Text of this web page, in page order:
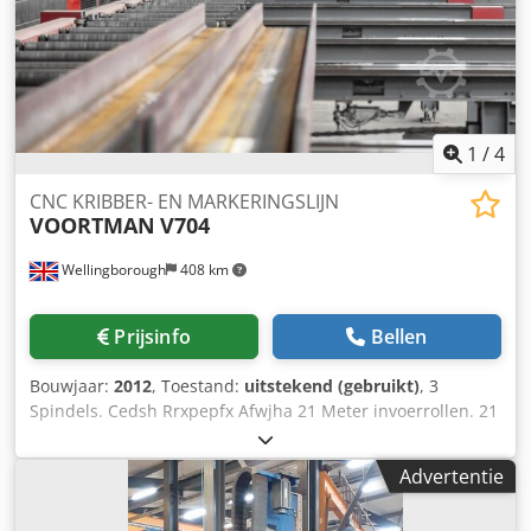
minimaal 60 x 30mm maximaal 600 x 300mm. Alle balken -
Maximale dikte die geboord kan worden 50mm. Maximale
lengte (invoer) 12000mm.
1 /4
Wellingborough 408 km
CNC KRIBBER- EN MARKERINGSLIJN
VOORTMAN V704
Prijsinfo Bellen
Bouwjaar: 2012, Toestand: uitstekend (gebruikt), 3
Spindels. Cedsh Rrxpepfx Afwjha 21 Meter invoerrollen. 21
Meter doseerwalsen. 1.25 meter Secties. Rollen invoer
meten. Kruis Overdrachten.
Advertentie